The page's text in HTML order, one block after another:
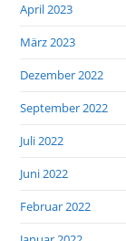
April 2023
März 2023
Dezember 2022
September 2022
Juli 2022
Juni 2022
Februar 2022